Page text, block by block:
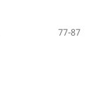
77-87